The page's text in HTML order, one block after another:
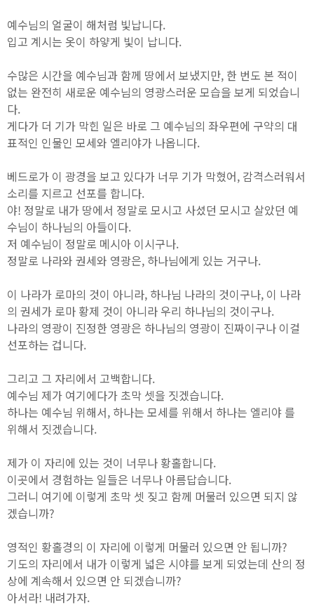
예수님의 얼굴이 해처럼 빛납니다.
입고 계시는 옷이 하얗게 빛이 납니다.
수많은 시간을 예수님과 함께 땅에서 보냈지만, 한 번도 본 적이
없는 완전히 새로운 예수님의 영광스러운 모습을 보게 되었습니
다.
게다가 더 기가 막힌 일은 바로 그 예수님의 좌우편에 구약의 대
표적인 인물인 모세와 엘리야가 나옵니다.
베드로가 이 광경을 보고 있다가 너무 기가 막혔어, 감격스러워서
소리를 지르고 선포를 합니다.
야! 정말로 내가 땅에서 정말로 모시고 사셨던 모시고 살았던 예
수님이 하나님의 아들이다.
저 예수님이 정말로 메시아 이시구나.
정말로 나라와 권세와 영광은, 하나님에게 있는 거구나.
이 나라가 로마의 것이 아니라, 하나님 나라의 것이구나, 이 나라
의 권세가 로마 황제 것이 아니라 우리 하나님의 것이구나.
나라의 영광이 진정한 영광은 하나님의 영광이 진짜이구나 이걸
선포하는 겁니다.
그리고 그 자리에서 고백합니다.
예수님 제가 여기에다가 초막 셋을 짓겠습니다.
하나는 예수님 위해서, 하나는 모세를 위해서 하나는 엘리야 를
위해서 짓겠습니다.
제가 이 자리에 있는 것이 너무나 황홀합니다.
이곳에서 경험하는 일들은 너무나 아름답습니다.
그러니 여기에 이렇게 초막 셋 짖고 함께 머물러 있으면 되지 않
겠습니까?
영적인 황홀경의 이 자리에 이렇게 머물러 있으면 안 됩니까?
기도의 자리에서 내가 이렇게 넓은 시야를 보게 되었는데 산의 정
상에 계속해서 있으면 안 되겠습니까?
아서라! 내려가자.